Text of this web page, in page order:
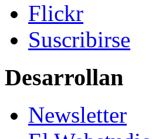
Flickr
Suscribirse
Desarrollan
Newsletter